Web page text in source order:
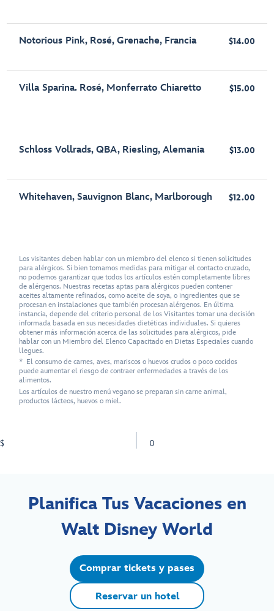
Notorious Pink, Rosé, Grenache, Francia $14.00
Villa Sparina. Rosé, Monferrato Chiaretto $15.00
Schloss Vollrads, QBA, Riesling, Alemania $13.00
Whitehaven, Sauvignon Blanc, Marlborough $12.00
Los visitantes deben hablar con un miembro del elenco si tienen solicitudes
para alérgicos. Si bien tomamos medidas para mitigar el contacto cruzado,
no podemos garantizar que todos los artículos estén completamente libres
de alérgenos. Nuestras recetas aptas para alérgicos pueden contener
aceites altamente refinados, como aceite de soya, o ingredientes que se
procesan en instalaciones que también procesan alérgenos. En última
instancia, depende del criterio personal de los Visitantes tomar una decisión
informada basada en sus necesidades dietéticas individuales. Si quieres
obtener más información acerca de las solicitudes para alérgicos, pide
hablar con un Miembro del Elenco Capacitado en Dietas Especiales cuando
llegues.
* El consumo de carnes, aves, mariscos o huevos crudos o poco cocidos
puede aumentar el riesgo de contraer enfermedades a través de los
alimentos.
Los artículos de nuestro menú vegano se preparan sin carne animal,
productos lácteos, huevos o miel.
$ 0
Planifica Tus Vacaciones en
Walt Disney World
Comprar tickets y pases
Reservar un hotel